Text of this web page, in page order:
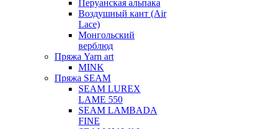
Перуанская альпака
Воздушный кант (Air
Lace)
Монгольский
верблюд
Пряжа Yarn art
MINK
Пряжа SEAM
SEAM LUREX
LAME 550
SEAM LAMBADA
FINE